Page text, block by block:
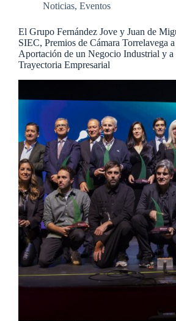
Noticias, Eventos
El Grupo Fernández Jove y Juan de
SIEC, Premios de Cámara Torrelavega
Aportación de un Negocio Industrial y a
Trayectoria Empresarial